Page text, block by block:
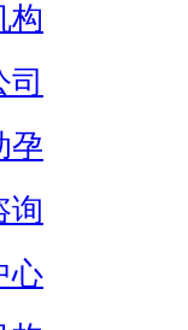
构
孕
询
心